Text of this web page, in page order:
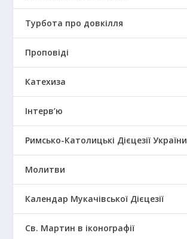
Турбота про довкілля
Проповіді
Катехиза
Інтерв’ю
Римсько-Католицькі Дієцезії України
Молитви
Календар Мукачівської Дієцезії
Св. Мартин в іконографії